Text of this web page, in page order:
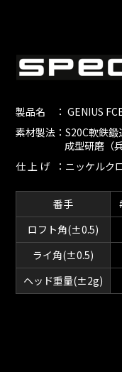
製品名
： GENIUS
素材製法 ：S20C軟鉄
成型研磨（
仕 上 げ
：ニッケルク
番手
ロフト角(±0.5)
ライ角(±0.5)
ヘッド重量(±2g)